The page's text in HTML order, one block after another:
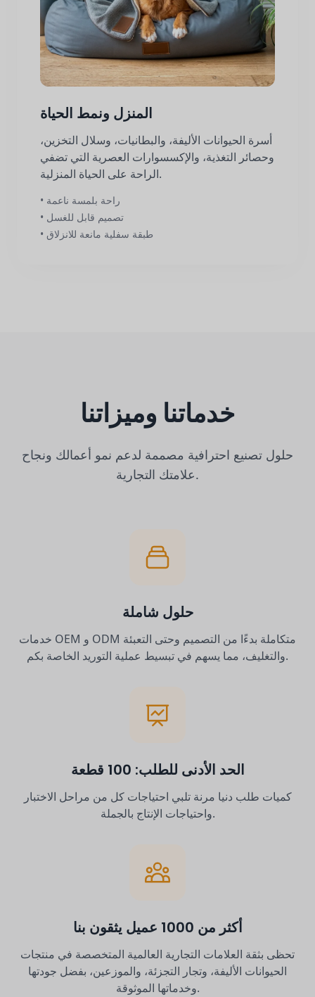
المنزل ونمط الحياة
أسرة الحيوانات الأليفة، والبطانيات، وسلال التخزين،
وحصائر التغذية، والإكسسوارات العصرية التي تضفي
الراحة على الحياة المنزلية.
• راحة بلمسة ناعمة
• تصميم قابل للغسل
• طبقة سفلية مانعة للانزلاق
خدماتنا وميزاتنا
حلول تصنيع احترافية مصممة لدعم نمو أعمالك ونجاح
علامتك التجارية.
حلول شاملة
خدمات OEM و ODM متكاملة بدءًا من التصميم وحتى التعبئة
والتغليف، مما يسهم في تبسيط عملية التوريد الخاصة بكم.
الحد الأدنى للطلب: 100 قطعة
كميات طلب دنيا مرنة تلبي احتياجات كل من مراحل الاختبار
واحتياجات الإنتاج بالجملة.
أكثر من 1000 عميل يثقون بنا
تحظى بثقة العلامات التجارية العالمية المتخصصة في منتجات
الحيوانات الأليفة، وتجار التجزئة، والموزعين، بفضل جودتها
وخدماتها الموثوقة.